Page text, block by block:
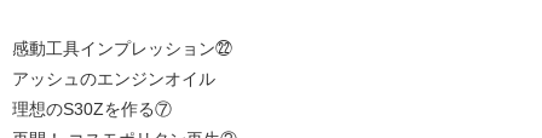
感動工具インプレッション㉒
アッシュのエンジンオイル
理想のS30Zを作る⑦